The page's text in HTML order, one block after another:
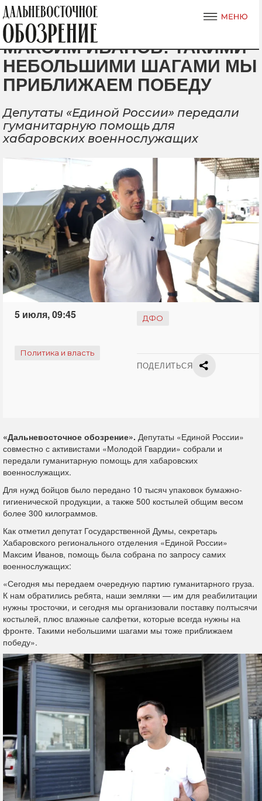
МАКСИМ ИВАНОВ: ТАКИМИ
НЕБОЛЬШИМИ ШАГАМИ МЫ
ПРИБЛИЖАЕМ ПОБЕДУ
Депутаты «Единой России» передали
гуманитарную помощь для
хабаровских военнослужащих
5 июля, 09:45 ДФО
Политика и власть
ПОДЕЛИТЬСЯ
«Дальневосточное обозрение». Депутаты «Единой России»
совместно с активистами «Молодой Гвардии» собрали и
передали гуманитарную помощь для хабаровских
военнослужащих.
Для нужд бойцов было передано 10 тысяч упаковок бумажно-
гигиенической продукции, а также 500 костылей общим весом
более 300 килограммов.
Как отметил депутат Государственной Думы, секретарь
Хабаровского регионального отделения «Единой России»
Максим Иванов, помощь была собрана по запросу самих
военнослужащих:
«Сегодня мы передаем очередную партию гуманитарного груза.
К нам обратились ребята, наши земляки — им для реабилитации
нужны тросточки, и сегодня мы организовали поставку полтысячи
костылей, плюс влажные салфетки, которые всегда нужны на
фронте. Такими небольшими шагами мы тоже приближаем
победу».